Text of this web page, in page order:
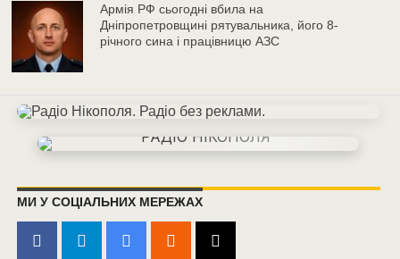
Армія РФ сьогодні вбила на
Дніпропетровщині рятувальника, його 8-
річного сина і працівницю АЗС
МИ У СОЦІАЛЬНИХ МЕРЕЖАХ